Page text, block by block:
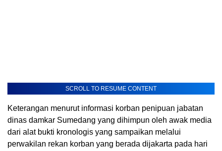
SCROLL TO RESUME CONTENT
Keterangan menurut informasi korban penipuan jabatan
dinas damkar Sumedang yang dihimpun oleh awak media
dari alat bukti kronologis yang sampaikan melalui
perwakilan rekan korban yang berada dijakarta pada hari